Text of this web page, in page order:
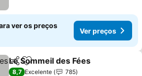
ver os preços
Ver preços
PartilharAdicionar aos favoritos
Le Sommeil des Fées
8,7 Excelente
785